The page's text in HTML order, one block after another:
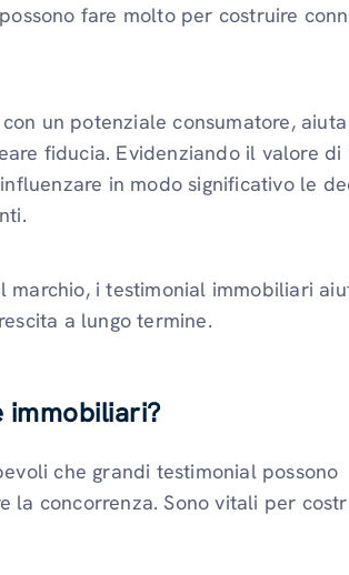
fare molto per costruire
un potenziale consumatore,
fiducia. Evidenziando il valore di
in modo significativo le
marchio, i testimonial immobiliari
a lungo termine.
immobiliari?
che grandi testimonial possono
la concorrenza. Sono vitali per